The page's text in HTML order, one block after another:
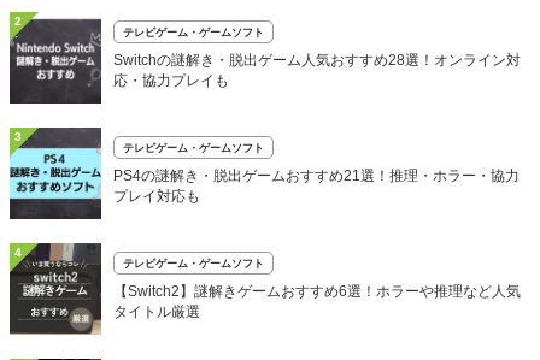
2
テレビゲーム・ゲームソフト
Switchの謎解き・脱出ゲーム人気おすすめ28選！オンライン対
応・協力プレイも
3
テレビゲーム・ゲームソフト
PS4の謎解き・脱出ゲームおすすめ21選！推理・ホラー・協力
プレイ対応も
4
テレビゲーム・ゲームソフト
【Switch2】謎解きゲームおすすめ6選！ホラーや推理など人気
タイトル厳選